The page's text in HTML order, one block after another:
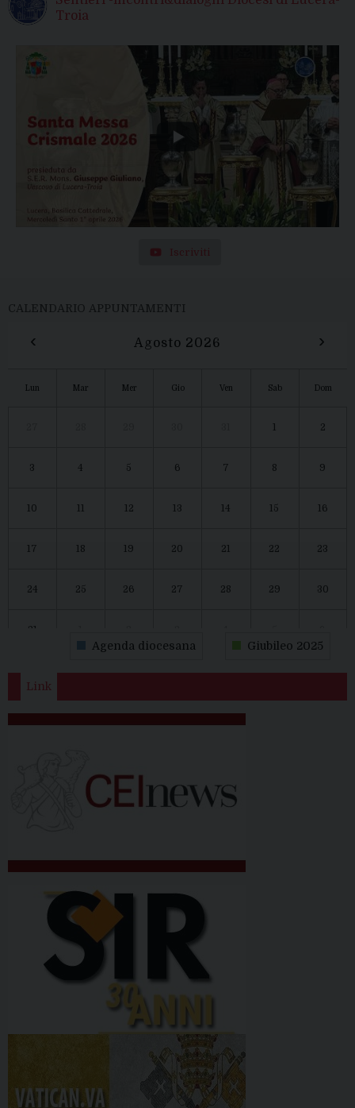
Troia
Iscriviti
CALENDARIO APPUNTAMENTI
‹ Agosto 2026 ›
Lun Mar Mer Gio Ven Sab Dom
2
3 4 5 6 7 8 9
10 12 13 14 15 16
17 18 19 20 21 22 23
24 25 26 27 28 29 30
31
Agenda diocesana Giubileo 2025
Link